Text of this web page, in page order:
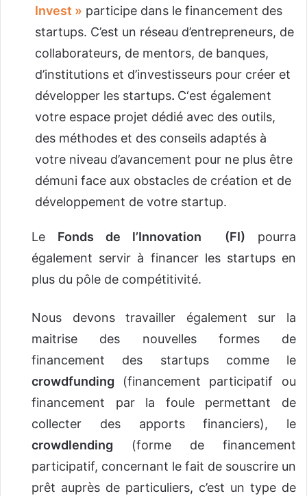
Invest » participe dans le financement des
startups. C’est un réseau d’entrepreneurs, de
collaborateurs, de mentors, de banques,
d’institutions et d’investisseurs pour créer et
développer les startups. C‘est également
votre espace projet dédié avec des outils,
des méthodes et des conseils adaptés à
votre niveau d’avancement pour ne plus être
démuni face aux obstacles de création et de
développement de votre startup.
Le Fonds de l’Innovation (FI) pourra
également servir à financer les startups en
plus du pôle de compétitivité.
Nous devons travailler également sur la
maitrise des nouvelles formes de
financement des startups comme le
crowdfunding
(financement participatif ou
financement par la foule permettant de
collecter des apports financiers), le
crowdlending (forme de financement
participatif, concernant le fait de souscrire un
prêt auprès de particuliers, c’est un type de